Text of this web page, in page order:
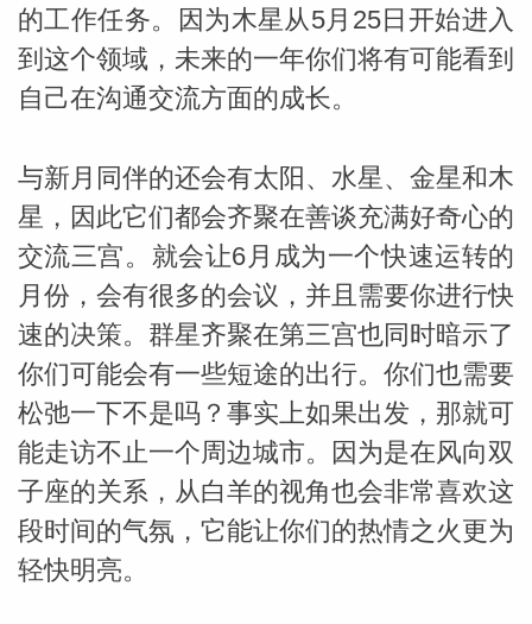
_susan
勒
的工作任务。因为木星从5月25日开始进入
到这个领域，未来的一年你们将有可能看到
自己在沟通交流方面的成长。
与新月同伴的还会有太阳、水星、金星和木
星，因此它们都会齐聚在善谈充满好奇心的
交流三宫。就会让6月成为一个快速运转的
月份，会有很多的会议，并且需要你进行快
速的决策。群星齐聚在第三宫也同时暗示了
你们可能会有一些短途的出行。你们也需要
松弛一下不是吗？事实上如果出发，那就可
能走访不止一个周边城市。因为是在风向双
子座的关系，从白羊的视角也会非常喜欢这
段时间的气氛，它能让你们的热情之火更为
轻快明亮。